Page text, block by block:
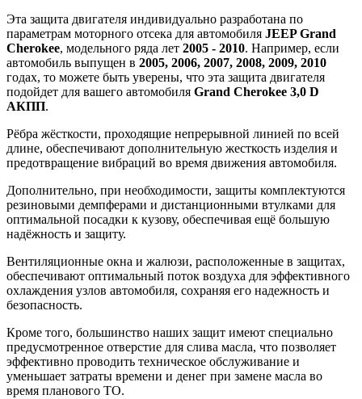
Эта защита двигателя индивидуально разработана по
параметрам моторного отсека для автомобиля JEEP Grand
Cherokee, модельного ряда лет 2005 - 2010. Например, если
автомобиль выпущен в 2005, 2006, 2007, 2008, 2009, 2010
годах, то можете быть уверены, что эта защита двигателя
подойдет для вашего автомобиля Grand Cherokee 3,0 D
АКПП.
Рёбра жёсткости, проходящие непрерывной линией по всей
длине, обеспечивают дополнительную жесткость изделия и
предотвращение вибраций во время движения автомобиля.
Дополнительно, при необходимости, защиты комплектуются
резиновыми демпферами и дистанционными втулками для
оптимальной посадки к кузову, обеспечивая ещё большую
надёжность и защиту.
Вентиляционные окна и жалюзи, расположенные в защитах,
обеспечивают оптимальный поток воздуха для эффективного
охлаждения узлов автомобиля, сохраняя его надежность и
безопасность.
Кроме того, большинство наших защит имеют специально
предусмотренное отверстие для слива масла, что позволяет
эффективно проводить техническое обслуживание и
уменьшает затраты времени и денег при замене масла во
время планового ТО.